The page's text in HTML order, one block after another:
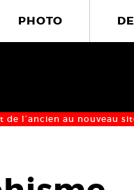
PHOTO
de l’ancien au nouveau